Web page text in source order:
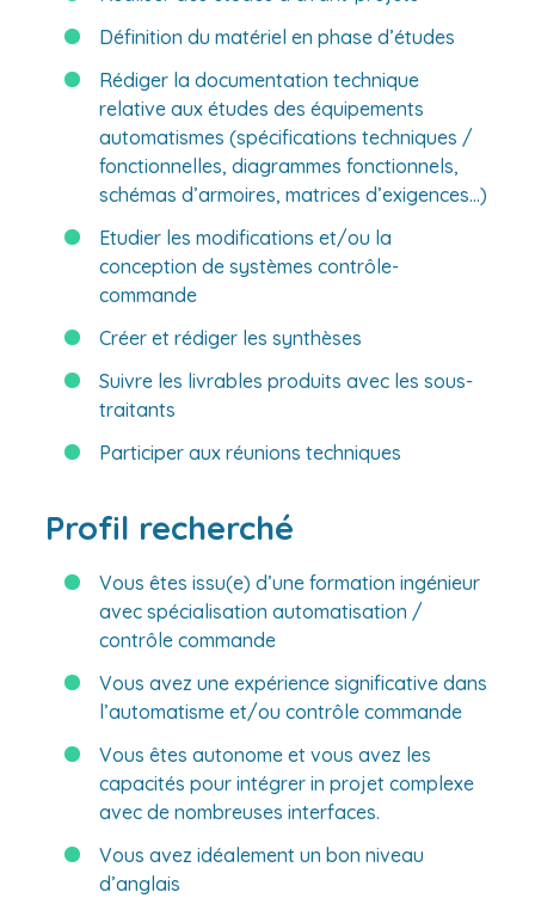
Définition du matériel en phase d’études
Rédiger la documentation technique
relative aux études des équipements
automatismes (spécifications techniques /
fonctionnelles, diagrammes fonctionnels,
schémas d’armoires, matrices d’exigences…)
Etudier les modifications et/ou la
conception de systèmes contrôle-
commande
Créer et rédiger les synthèses
Suivre les livrables produits avec les sous-
traitants
Participer aux réunions techniques
Profil recherché
Vous êtes issu(e) d’une formation ingénieur
avec spécialisation automatisation /
contrôle commande
Vous avez une expérience significative dans
l’automatisme et/ou contrôle commande
Vous êtes autonome et vous avez les
capacités pour intégrer in projet complexe
avec de nombreuses interfaces.
Vous avez idéalement un bon niveau
d’anglais